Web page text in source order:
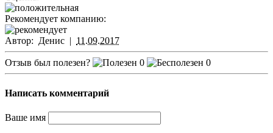
Рекомендует компанию:
Автор: Денис | 11.09.2017
Отзыв был полезен? 0 0
Написать комментарий
Ваше имя